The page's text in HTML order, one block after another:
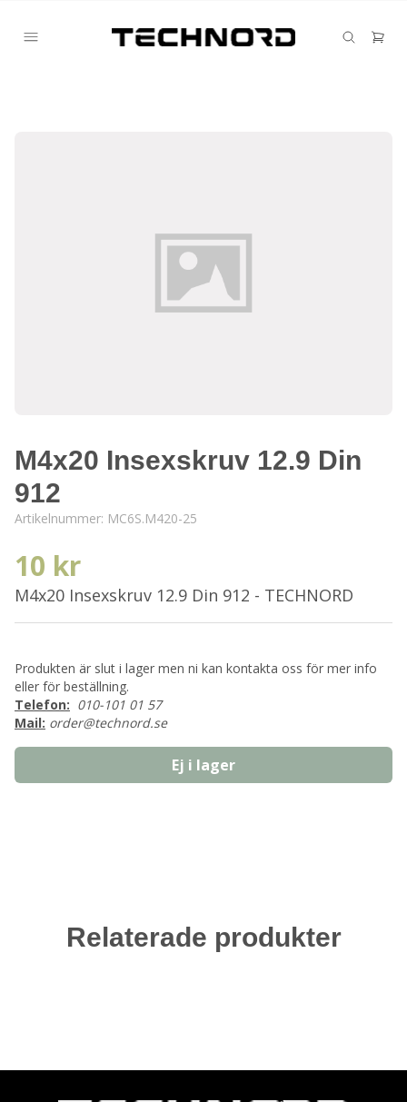
M4x20 Insexskruv 12.9 Din
912
Artikelnummer: MC6S.M420-25
10 kr
M4x20 Insexskruv 12.9 Din 912 - TECHNORD
Produkten är slut i lager men ni kan kontakta oss för mer info
eller för beställning.
Telefon: 010-101 01 57
Mail: order@technord.se
Ej i lager
Relaterade produkter